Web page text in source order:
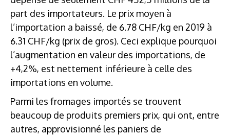
part des importateurs. Le prix moyen à
l’importation a baissé, de 6.78 CHF/kg en 2019 à
6.31 CHF/kg (prix de gros). Ceci explique pourquoi
l’augmentation en valeur des importations, de
+4,2%, est nettement inférieure à celle des
importations en volume.
Parmi les fromages importés se trouvent
beaucoup de produits premiers prix, qui ont, entre
autres, approvisionné les paniers de